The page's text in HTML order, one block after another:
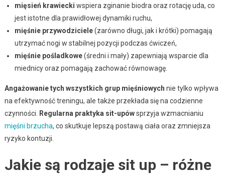
mięsień krawiecki wspiera zginanie biodra oraz rotację uda, co
jest istotne dla prawidłowej dynamiki ruchu,
mięśnie przywodziciele(zarówno długi, jak i krótki) pomagają
utrzymać nogi w stabilnej pozycji podczas ćwiczeń,
mięśnie pośladkowe(średni i mały) zapewniają wsparcie dla
miednicy oraz pomagają zachować równowagę.
Angażowanie tych wszystkich grup mięśniowych nie tylko wpływa
na efektywność treningu, ale także przekłada się na codzienne
czynności. Regularna praktyka sit-upówsprzyja wzmacnianiu
mięśni brzucha, co skutkuje lepszą postawą ciała oraz zmniejsza
ryzyko kontuzji.
Jakie są rodzaje sit up – różne